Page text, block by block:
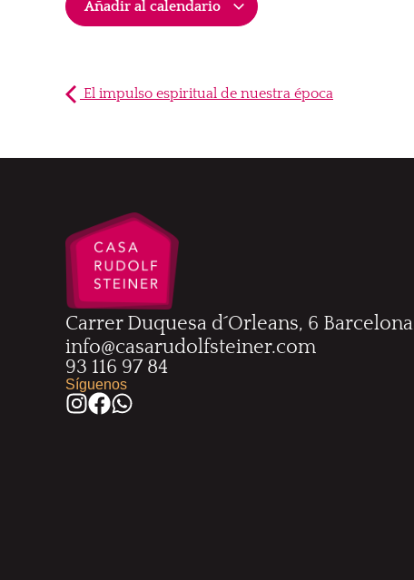
Añadir al calendario
El impulso espiritual de nuestra época
Carrer Duquesa d´Orleans, 6 Barcelona
info@casarudolfsteiner.com
93 116 97 84
Síguenos